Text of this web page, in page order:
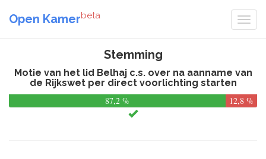
Open Kamerbeta
Stemming
Motie van het lid Belhaj c.s. over na aanname van
de Rijkswet per direct voorlichting starten
87,2 %
12,8 %